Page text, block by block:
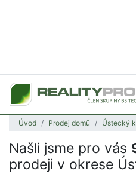
Úvod Prodej domů Ústecký
Našli jsme pro vás
prodeji v okrese